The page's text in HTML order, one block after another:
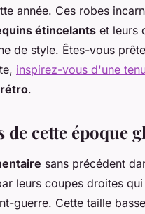
année. Ces robes
étincelants et leurs
de style. Êtes-vous
inspirez-vous d'une
.
de cette époque
sans précédent
leurs coupes droites
guerre. Cette taille